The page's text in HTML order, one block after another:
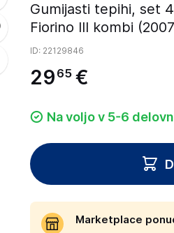
Gumijasti tepihi, set
Fiorino III kombi
ID: 22129846
29 65 €
Na voljo v 5-6
Marketplace